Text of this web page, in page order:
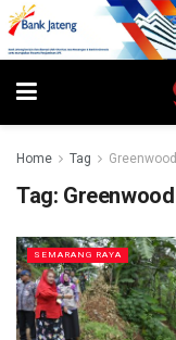
Home Tag Greenwood
Tag: Greenwood
SEMARANG RAYA